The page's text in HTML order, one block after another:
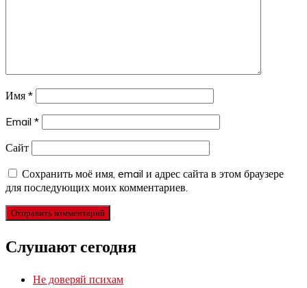
Имя *
Email *
Сайт
Сохранить моё имя, email и адрес сайта в этом браузере
для последующих моих комментариев.
Слушают сегодня
Не доверяй психам